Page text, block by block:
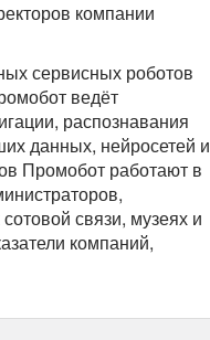
компании
сервисных роботов
ведёт
распознавания
данных, нейросетей и
Промобот работают в
связи, музеях и
компаний,